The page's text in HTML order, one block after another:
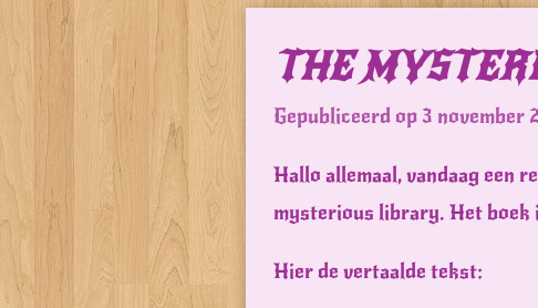
THE
Gepubliceerd op 3 november
Hallo allemaal, vandaag een
mysterious library. Het boek
Hier de vertaalde tekst: